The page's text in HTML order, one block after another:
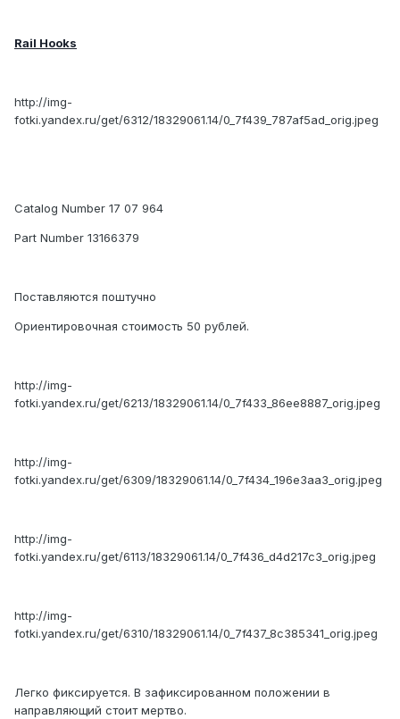
Rail Hooks
http://img-
fotki.yandex.ru/get/6312/18329061.14/0_7f439_787af5ad_orig.jpeg
Catalog Number 17 07 964
Part Number 13166379
Поставляются поштучно
Ориентировочная стоимость 50 рублей.
http://img-
fotki.yandex.ru/get/6213/18329061.14/0_7f433_86ee8887_orig.jpeg
http://img-
fotki.yandex.ru/get/6309/18329061.14/0_7f434_196e3aa3_orig.jpeg
http://img-
fotki.yandex.ru/get/6113/18329061.14/0_7f436_d4d217c3_orig.jpeg
http://img-
fotki.yandex.ru/get/6310/18329061.14/0_7f437_8c385341_orig.jpeg
Легко фиксируется. В зафиксированном положении в
направляющий стоит мертво.